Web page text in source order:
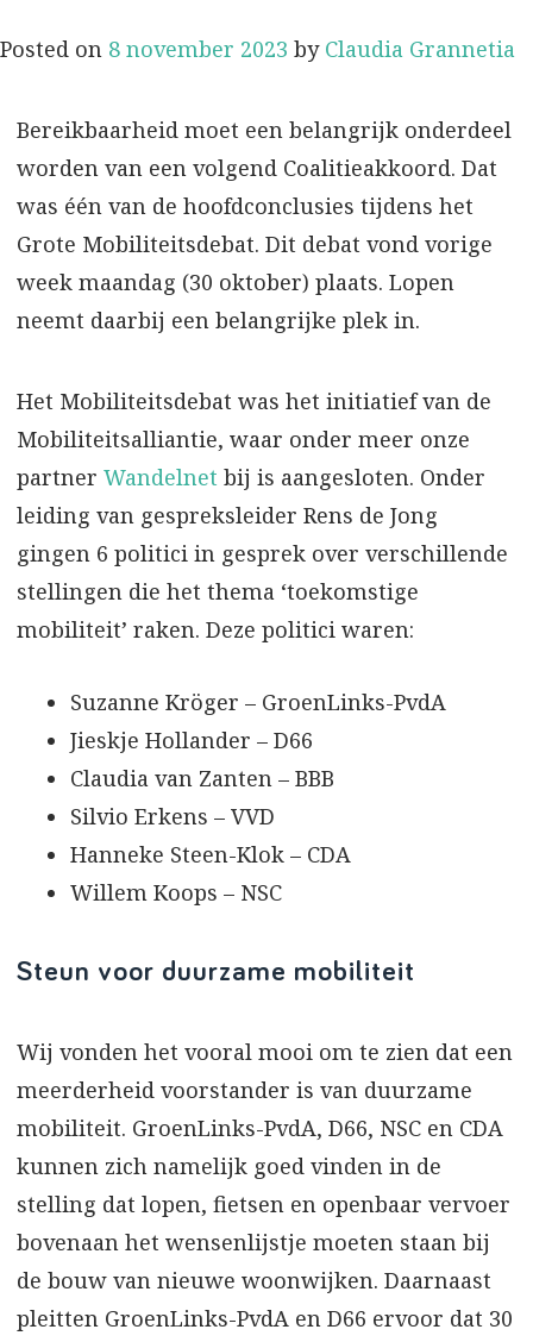
Posted on 8 november 2023 by Claudia Grannetia
Bereikbaarheid moet een belangrijk onderdeel
worden van een volgend Coalitieakkoord. Dat
was één van de hoofdconclusies tijdens het
Grote Mobiliteitsdebat. Dit debat vond vorige
week maandag (30 oktober) plaats. Lopen
neemt daarbij een belangrijke plek in.
Het Mobiliteitsdebat was het initiatief van de
Mobiliteitsalliantie, waar onder meer onze
partner Wandelnet bij is aangesloten. Onder
leiding van gespreksleider Rens de Jong
gingen 6 politici in gesprek over verschillende
stellingen die het thema ‘toekomstige
mobiliteit’ raken. Deze politici waren:
Suzanne Kröger – GroenLinks-PvdA
Jieskje Hollander – D66
Claudia van Zanten – BBB
Silvio Erkens – VVD
Hanneke Steen-Klok – CDA
Willem Koops – NSC
Steun voor duurzame mobiliteit
Wij vonden het vooral mooi om te zien dat een
meerderheid voorstander is van duurzame
mobiliteit. GroenLinks-PvdA, D66, NSC en CDA
kunnen zich namelijk goed vinden in de
stelling dat lopen, fietsen en openbaar vervoer
bovenaan het wensenlijstje moeten staan bij
de bouw van nieuwe woonwijken. Daarnaast
pleitten GroenLinks-PvdA en D66 ervoor dat 30